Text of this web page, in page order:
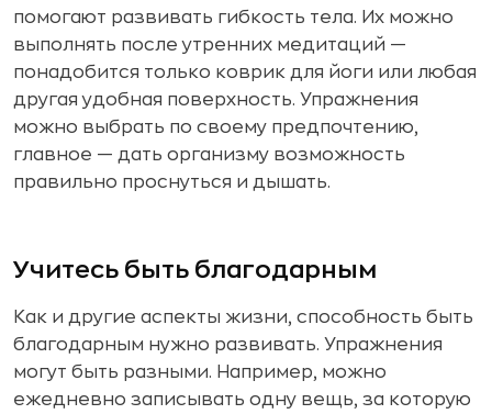
помогают развивать гибкость тела. Их можно
выполнять после утренних медитаций —
понадобится только коврик для йоги или любая
другая удобная поверхность. Упражнения
можно выбрать по своему предпочтению,
главное — дать организму возможность
правильно проснуться и дышать.
Учитесь быть благодарным
Как и другие аспекты жизни, способность быть
благодарным нужно развивать. Упражнения
могут быть разными. Например, можно
ежедневно записывать одну вещь, за которую